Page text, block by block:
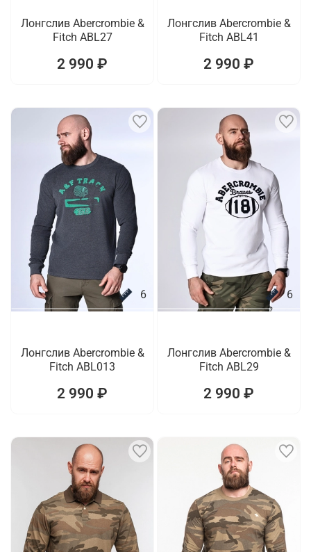
Лонгслив Abercrombie &
Fitch ABL27
2 990 ₽
Лонгслив Abercrombie &
Fitch ABL41
2 990 ₽
6
Лонгслив Abercrombie &
Fitch ABL013
2 990 ₽
6
Лонгслив Abercrombie &
Fitch ABL29
2 990 ₽